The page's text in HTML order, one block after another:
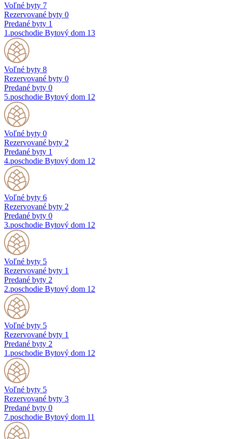
Voľné byty 7
Rezervované byty 0
Predané byty 1
1.poschodie Bytový dom 13
Voľné byty 8
Rezervované byty 0
Predané byty 0
5.poschodie Bytový dom 12
Voľné byty 0
Rezervované byty 2
Predané byty 1
4.poschodie Bytový dom 12
Voľné byty 6
Rezervované byty 2
Predané byty 0
3.poschodie Bytový dom 12
Voľné byty 5
Rezervované byty 1
Predané byty 2
2.poschodie Bytový dom 12
Voľné byty 5
Rezervované byty 1
Predané byty 2
1.poschodie Bytový dom 12
Voľné byty 5
Rezervované byty 3
Predané byty 0
7.poschodie Bytový dom 11